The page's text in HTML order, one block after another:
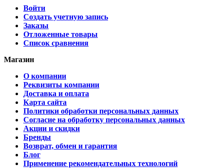
Войти
Создать учетную запись
Заказы
Отложенные товары
Список сравнения
Магазин
О компании
Реквизиты компании
Доставка и оплата
Карта сайта
Политики обработки персональных данных
Согласие на обработку персональных данных
Акции и скидки
Бренды
Возврат, обмен и гарантия
Блог
Применение рекомендательных технологий